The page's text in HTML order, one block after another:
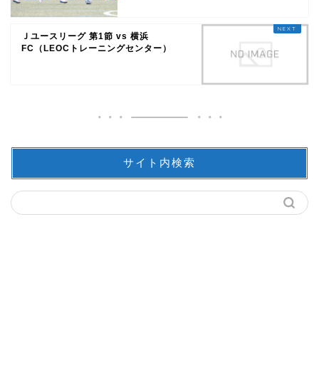
Ｊユースリーグ 第1節 vs 横浜
FC（LEOCトレーニングセンター）
サイト内検索